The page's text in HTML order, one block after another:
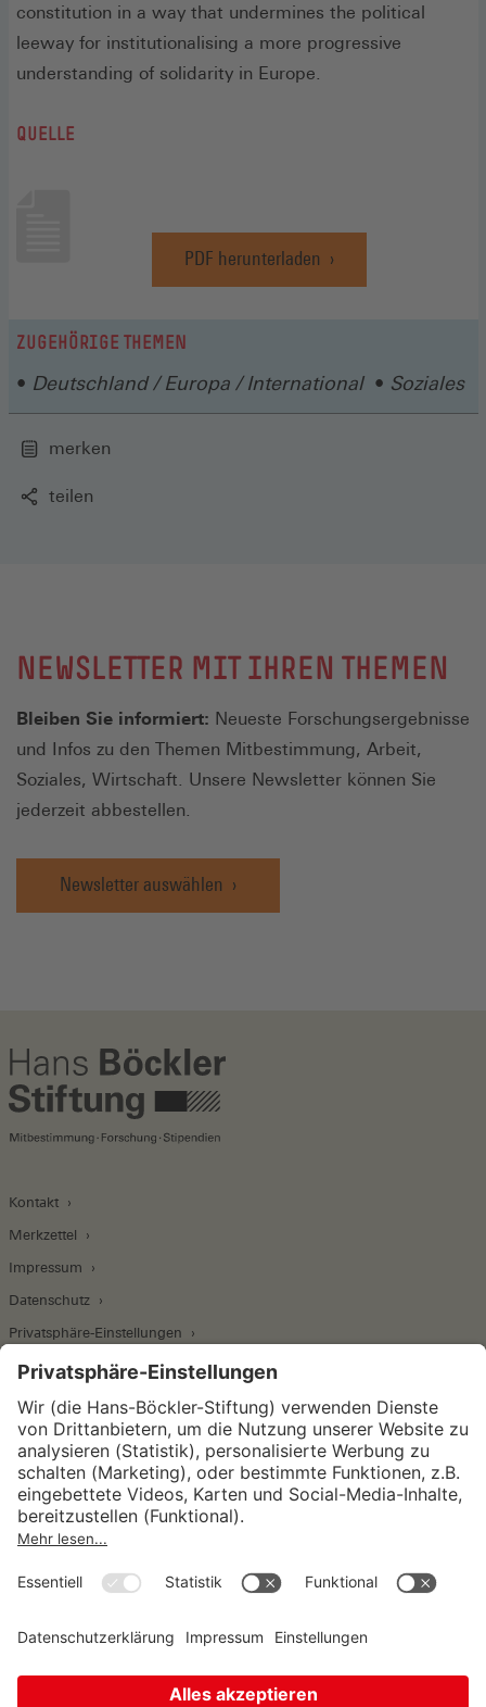
constitution in a way that undermines the political
leeway for institutionalising a more progressive
understanding of solidarity in ­Europe.
QUELLE
PDF herunterladen
(Öffnet
in
ZUGEHÖRIGE THEMEN
Deutschland / Europa / International Soziales
merken
teilen
NEWSLETTER MIT IHREN THEMEN
Bleiben Sie informiert: Neueste Forschungsergebnisse
und Infos zu den Themen Mitbestimmung, Arbeit,
Soziales, Wirtschaft. Unsere Newsletter können Sie
jederzeit abbestellen.
Newsletter auswählen
Kontakt
Merkzettel
Impressum
Datenschutz
Privatsphäre-Einstellungen
Wirtschafts- und Sozialwissenschaftliches Institut
Institut für Makroökonomie und
Konjunkturforschung
Unternehmensführung